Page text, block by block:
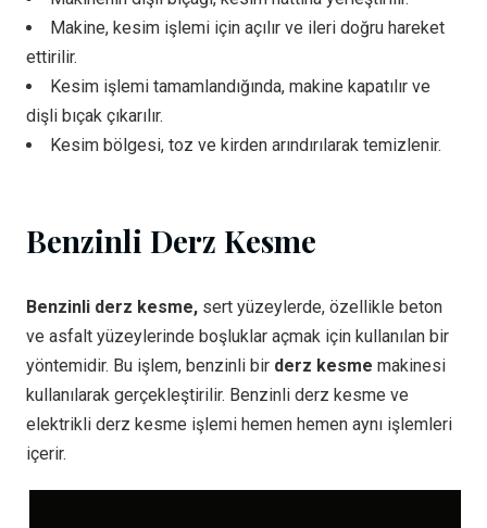
Makine, kesim işlemi için açılır ve ileri doğru hareket
ettirilir.
Kesim işlemi tamamlandığında, makine kapatılır ve
dişli bıçak çıkarılır.
Kesim bölgesi, toz ve kirden arındırılarak temizlenir.
Benzinli Derz Kesme
Benzinli derz kesme, sert yüzeylerde, özellikle beton
ve asfalt yüzeylerinde boşluklar açmak için kullanılan bir
yöntemidir. Bu işlem, benzinli bir derz kesme makinesi
kullanılarak gerçekleştirilir. Benzinli derz kesme ve
elektrikli derz kesme işlemi hemen hemen aynı işlemleri
içerir.